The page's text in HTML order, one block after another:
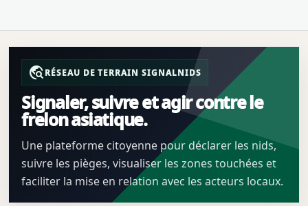
travel_exploreRÉSEAU DE TERRAIN SIGNALNIDS
Signaler, suivre et agir contre le
frelon asiatique.
Une plateforme citoyenne pour déclarer les nids,
suivre les pièges, visualiser les zones touchées et
faciliter la mise en relation avec les acteurs locaux.